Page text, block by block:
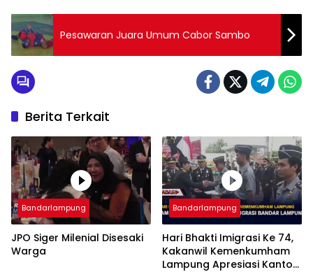
Pesawaran Juara Umum Cabor Sambo
Berita Terkait
Bandarlampung
JPO Siger Milenial Disesaki
Warga
Bandarlampung
Hari Bhakti Imigrasi Ke 74,
Kakanwil Kemenkumham
Lampung Apresiasi Kantor